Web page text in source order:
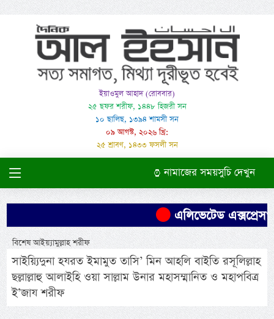
ইয়াওমুল আহাদ (রোববার)
২৫ ছফর শরীফ, ১৪৪৮ হিজরী সন
১০ ছালিছ, ১৩৯৪ শামসী সন
০৯ আগস্ট, ২০২৬ খ্রি:
২৫ শ্রাবণ, ১৪৩৩ ফসলী সন
নামাজের সময়সুচি দেখুন
এলিভেটেড
বিশেষ আইয়্যামুল্লাহ শরীফ
সাইয়্যিদুনা হযরত ইমামুত তাসি’ মিন আহলি বাইতি রসূলিল্লাহ
ছল্লাল্লাহু আলাইহি ওয়া সাল্লাম উনার মহাসম্মানিত ও মহাপবিত্র
ই’জায শরীফ